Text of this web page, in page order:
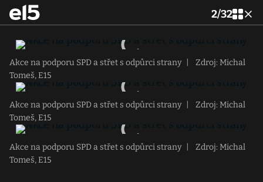
2/32
Akce na podporu SPD a střet s odpůrci strany
Zdroj: Michal
Tomeš, E15
Akce na podporu SPD a střet s odpůrci strany
Zdroj: Michal
Tomeš, E15
Akce na podporu SPD a střet s odpůrci strany
Zdroj: Michal
Tomeš, E15